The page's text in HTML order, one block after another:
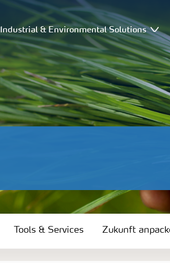
Industrial & Environmental Solutions
Tools & Services Zukunft